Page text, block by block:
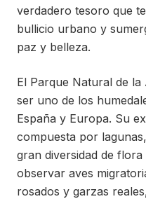
verdadero tesoro que
bullicio urbano y
paz y belleza.
El Parque Natural de
ser uno de los
España y Europa. Su
compuesta por
gran diversidad de
observar aves
rosados ​​y garzas